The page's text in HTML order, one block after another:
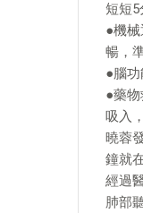
短短
●機
暢，
●腦功
●藥
吸入
曉蓉
鐘就
經過
肺部